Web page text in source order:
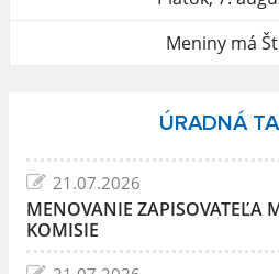
Meniny má
ÚRADNÁ
21.07.2026
MENOVANIE ZAPISOVATEĽA
KOMISIE